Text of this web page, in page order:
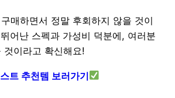
매하면서 정말 후회하지 않을 것이
어난 스펙과 가성비 덕분에, 여러분
것이라고 확신해요!
트 추천템 보러가기